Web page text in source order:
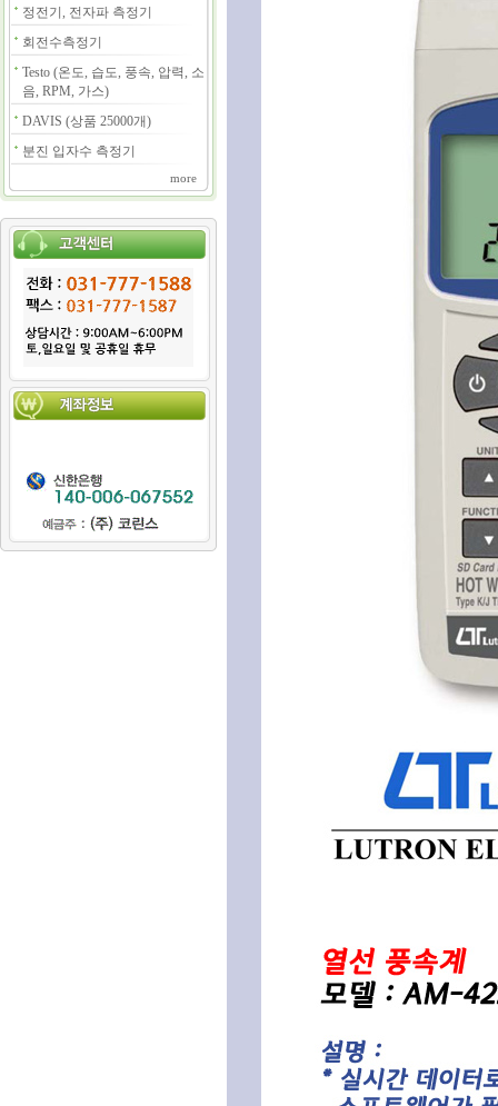
정전기, 전자파 측정기
회전수측정기
Testo (온도, 습도, 풍속, 압력, 소
음, RPM, 가스)
DAVIS (상품 25000개)
분진 입자수 측정기
more